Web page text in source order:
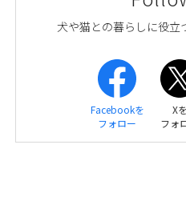
犬や猫との暮らしに役立
Facebookを
フォロー
Xを
フォ